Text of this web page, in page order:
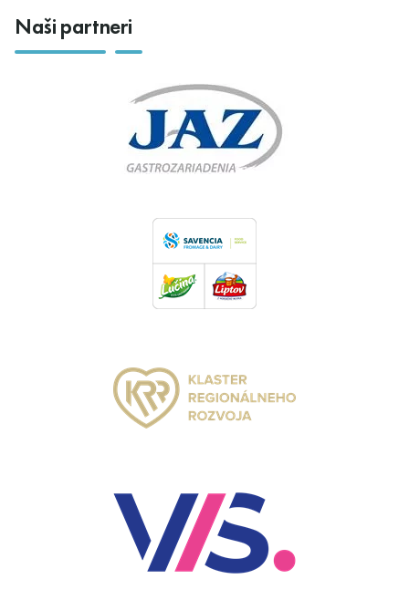
Naši partneri